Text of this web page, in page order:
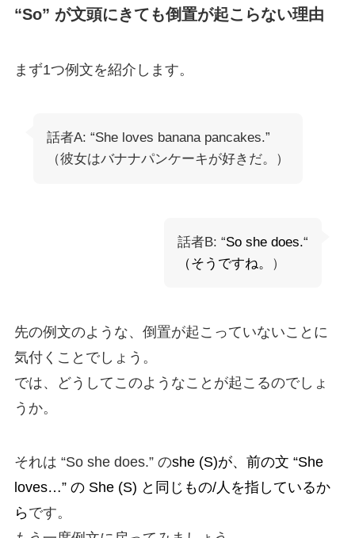
“So” が文頭にきても倒置が起こらない理由
まず1つ例文を紹介します。
話者A: “She loves banana pancakes.”
（彼女はバナナパンケーキが好きだ。）
話者B: “So she does.“
（そうですね。
）
先の例文のような、倒置が起こっていないことに
気付くことでしょう。
では、どうしてこのようなことが起こるのでしょ
うか。
それは “So she does.” のshe (S)が、 前の文 “She
loves…” の She (S) と同じもの/人を指しているか
らです。